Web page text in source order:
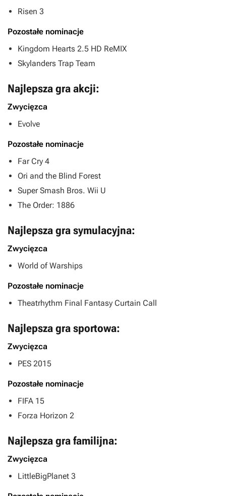
Risen 3
Pozostałe nominacje
Kingdom Hearts 2.5 HD ReMIX
Skylanders Trap Team
Najlepsza gra akcji:
Zwycięzca
Evolve
Pozostałe nominacje
Far Cry 4
Ori and the Blind Forest
Super Smash Bros. Wii U
The Order: 1886
Najlepsza gra symulacyjna:
Zwycięzca
World of Warships
Pozostałe nominacje
Theatrhythm Final Fantasy Curtain Call
Najlepsza gra sportowa:
Zwycięzca
PES 2015
Pozostałe nominacje
FIFA 15
Forza Horizon 2
Najlepsza gra familijna:
Zwycięzca
LittleBigPlanet 3